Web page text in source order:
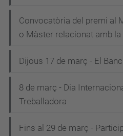
Convocatòria del premi al
o Màster relacionat amb
Dijous 17 de març - El
8 de març - Dia
Treballadora
Fins al 29 de març -